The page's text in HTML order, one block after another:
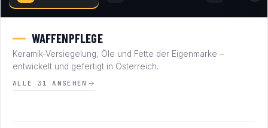
WAFFENPFLEGE
Keramik-Versiegelung, Öle und Fette der Eigenmarke –
entwickelt und gefertigt in Österreich.
ALLE 31 ANSEHEN